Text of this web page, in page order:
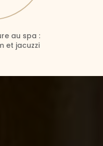
au spa :
et jacuzzi